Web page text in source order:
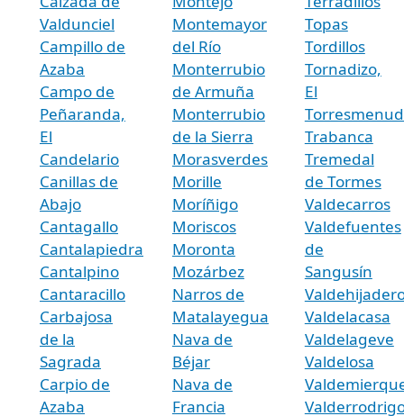
Valdunciel
Campillo de
Azaba
Campo de
Peñaranda,
El
Candelario
Canillas de
Abajo
Cantagallo
Cantalapiedra
Cantalpino
Cantaracillo
Carbajosa
de la
Sagrada
Carpio de
Azaba
Montemayor
del Río
Monterrubio
de Armuña
Monterrubio
de la Sierra
Morasverdes
Morille
Moríñigo
Moriscos
Moronta
Mozárbez
Narros de
Matalayegua
Nava de
Béjar
Nava de
Francia
Topas
Tordillos
Tornadizo,
El
Trabanca
Tremedal
de Tormes
Valdecarros
Valdefuentes
de
Sangusín
Valdelacasa
Valdelageve
Valdelosa